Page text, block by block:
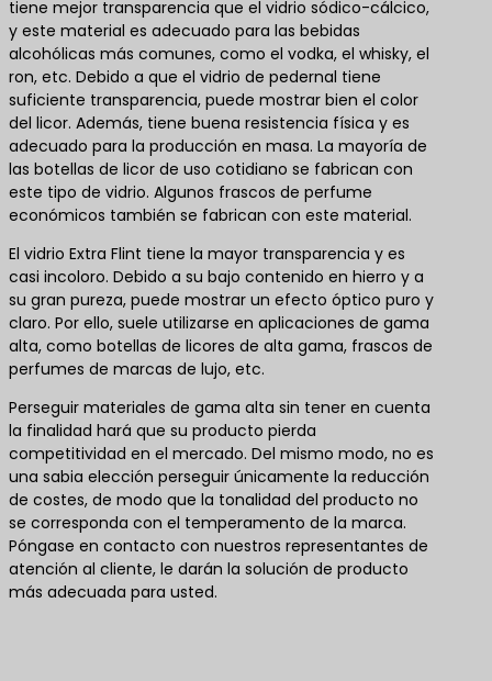
tiene mejor transparencia que el vidrio sódico-cálcico,
y este material es adecuado para las bebidas
alcohólicas más comunes, como el vodka, el whisky, el
ron, etc. Debido a que el vidrio de pedernal tiene
suficiente transparencia, puede mostrar bien el color
del licor. Además, tiene buena resistencia física y es
adecuado para la producción en masa. La mayoría de
las botellas de licor de uso cotidiano se fabrican con
este tipo de vidrio. Algunos frascos de perfume
económicos también se fabrican con este material.
El vidrio Extra Flint tiene la mayor transparencia y es
casi incoloro. Debido a su bajo contenido en hierro y a
su gran pureza, puede mostrar un efecto óptico puro y
claro. Por ello, suele utilizarse en aplicaciones de gama
alta, como botellas de licores de alta gama, frascos de
perfumes de marcas de lujo, etc.
Perseguir materiales de gama alta sin tener en cuenta
la finalidad hará que su producto pierda
competitividad en el mercado. Del mismo modo, no es
una sabia elección perseguir únicamente la reducción
de costes, de modo que la tonalidad del producto no
se corresponda con el temperamento de la marca.
Póngase en contacto con nuestros representantes de
atención al cliente, le darán la solución de producto
más adecuada para usted.